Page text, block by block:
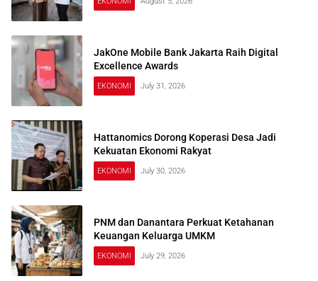
JakOne Mobile Bank Jakarta Raih Digital
Excellence Awards
EKONOMI July 31, 2026
Hattanomics Dorong Koperasi Desa Jadi
Kekuatan Ekonomi Rakyat
EKONOMI July 30, 2026
PNM dan Danantara Perkuat Ketahanan
Keuangan Keluarga UMKM
EKONOMI July 29, 2026